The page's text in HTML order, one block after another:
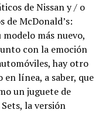
de Nissan y / o
de McDonald’s:
más nuevo,
con la emoción
hay otro
en línea, a saber, que
un juguete de
la versión